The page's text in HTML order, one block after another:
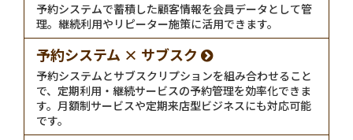
予約システムで蓄積した顧客情報を会員データとして管
理。継続利用やリピーター施策に活用できます。
予約システム × サブスク
予約システムとサブスクリプションを組み合わせること
で、定期利用・継続サービスの予約管理を効率化できま
す。月額制サービスや定期来店型ビジネスにも対応可能
です。